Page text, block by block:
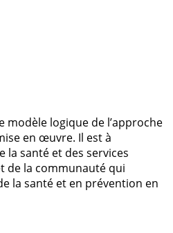
modèle logique de l’approche
en œuvre. Il est à
la santé et des services
de la communauté qui
la santé et en prévention en